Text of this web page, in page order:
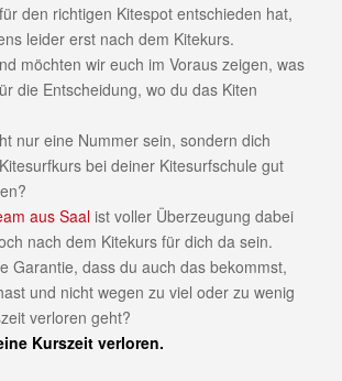
den richtigen Kitespot entschieden hat,
leider erst nach dem Kitekurs.
möchten wir euch im Voraus zeigen, was
die Entscheidung, wo du das Kiten
nur eine Nummer sein, sondern dich
bei deiner Kitesurfschule gut
aus Saalist voller Überzeugung dabei
nach dem Kitekurs für dich da sein.
Garantie, dass du auch das bekommst,
und nicht wegen zu viel oder zu wenig
verloren geht?
Kurszeit verloren.